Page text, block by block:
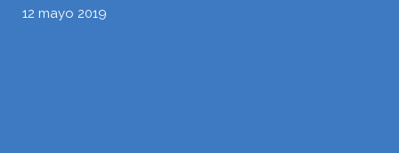
12 mayo 2019